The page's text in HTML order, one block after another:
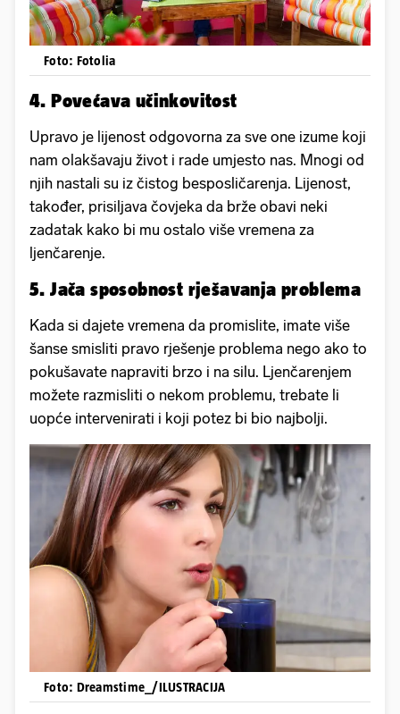
Foto: Fotolia
4. Povećava učinkovitost
Upravo je lijenost odgovorna za sve one izume koji
nam olakšavaju život i rade umjesto nas. Mnogi od
njih nastali su iz čistog besposličarenja. Lijenost,
također, prisiljava čovjeka da brže obavi neki
zadatak kako bi mu ostalo više vremena za
ljenčarenje.
5. Jača sposobnost rješavanja problema
Kada si dajete vremena da promislite, imate više
šanse smisliti pravo rješenje problema nego ako to
pokušavate napraviti brzo i na silu. Ljenčarenjem
možete razmisliti o nekom problemu, trebate li
uopće intervenirati i koji potez bi bio najbolji.
Foto: Dreamstime_/ILUSTRACIJA